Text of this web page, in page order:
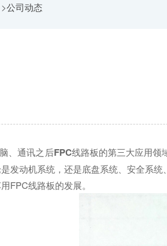
公司动态
、通讯之后FPC线路板的第三大应用领
发动机系统，还是底盘系统、安全系
FPC线路板的发展。